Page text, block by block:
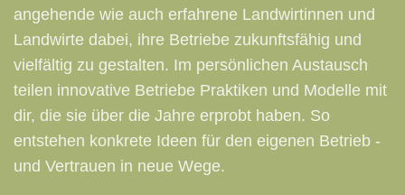
angehende wie auch erfahrene Landwirtinnen und
Landwirte dabei, ihre Betriebe zukunftsfähig und
vielfältig zu gestalten. Im persönlichen Austausch
teilen innovative Betriebe Praktiken und Modelle mit
dir, die sie über die Jahre erprobt haben. So
entstehen konkrete Ideen für den eigenen Betrieb -
und Vertrauen in neue Wege.